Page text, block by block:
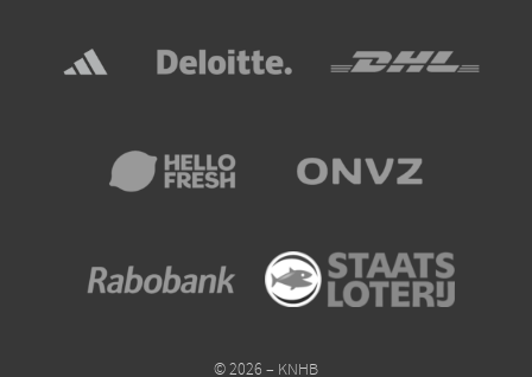
© 2026 – KNHB